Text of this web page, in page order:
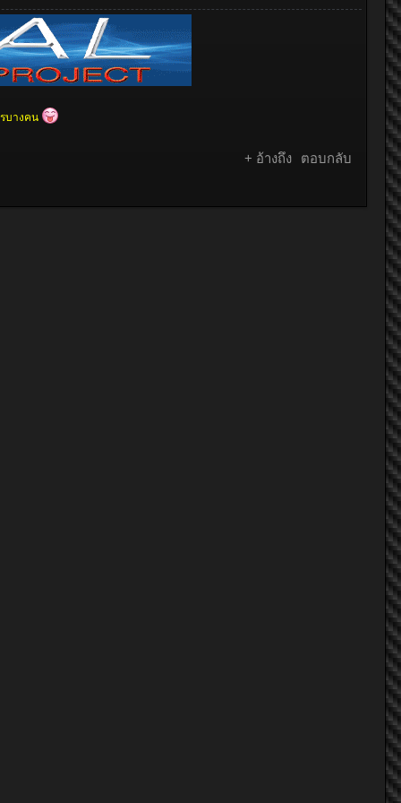
บางคน
+ อ้างถึง ตอบกลับ